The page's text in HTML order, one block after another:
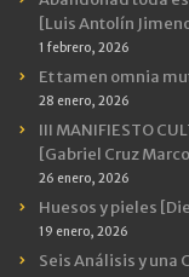
[Luis Antolín
1 febrero, 2026
Et tamen omnia
28 enero, 2026
III MANIFIESTO
[Gabriel Cruz
26 enero, 2026
Huesos y pieles
19 enero, 2026
Seis Análisis y una